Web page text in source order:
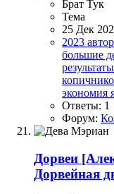
Брат Тук
Тема
25 Дек
2023 автор
большие
результаты
экономия
Ответы: 1
Форум:
Дорвеи
Дорвейная